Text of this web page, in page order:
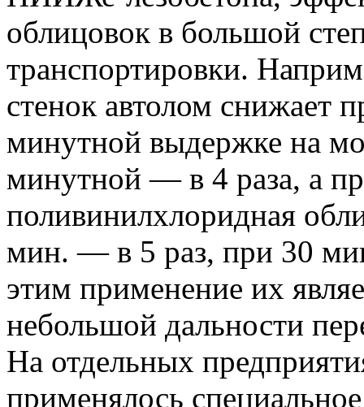
облицовок в большой
транспортировки.
стенок автолом снижает
минутной выдержке на
минутной — в 4 раза, а
поливинилхлоридная
мин. — в 5 раз, при 30
этим применение их
небольшой дальности
На отдельных
применялось